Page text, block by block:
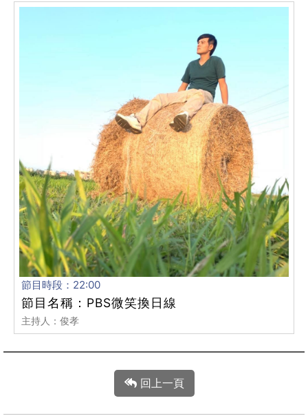
節目時段：22:00
節目名稱：PBS微笑換日線
主持人：俊孝
回上一頁